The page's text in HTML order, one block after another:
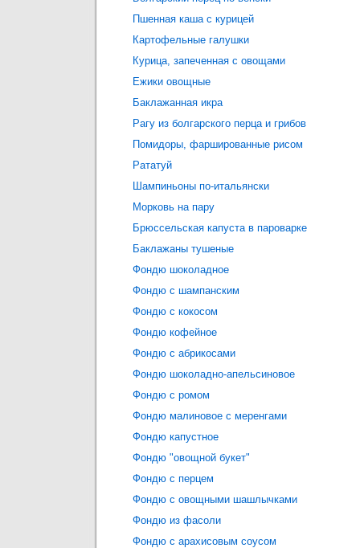
Пшенная каша с курицей
Картофельные галушки
Курица, запеченная с овощами
Ежики овощные
Баклажанная икра
Рагу из болгарского перца и грибов
Помидоры, фаршированные рисом
Рататуй
Шампиньоны по-итальянски
Морковь на пару
Брюссельская капуста в пароварке
Баклажаны тушеные
Фондю шоколадное
Фондю с шампанским
Фондю с кокосом
Фондю кофейное
Фондю с абрикосами
Фондю шоколадно-апельсиновое
Фондю с ромом
Фондю малиновое с меренгами
Фондю капустное
Фондю "овощной букет"
Фондю с перцем
Фондю с овощными шашлычками
Фондю из фасоли
Фондю с арахисовым соусом